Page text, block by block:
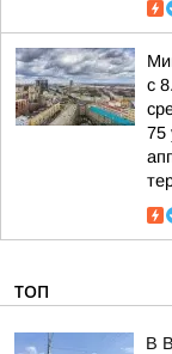
с
75
ТОП
В